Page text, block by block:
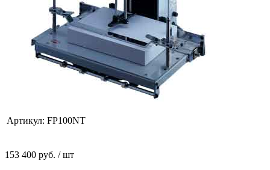
Артикул: FP100NT
153 400 руб. / шт